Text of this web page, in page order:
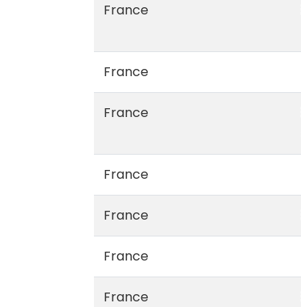
France
France
France
France
France
France
France